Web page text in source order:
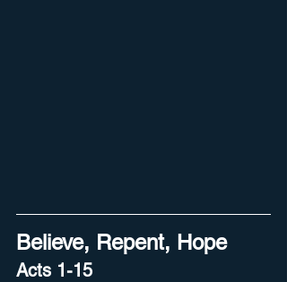
Believe, Repent, Hope
Acts 1-15